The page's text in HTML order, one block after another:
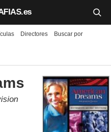
Directores
Buscar por